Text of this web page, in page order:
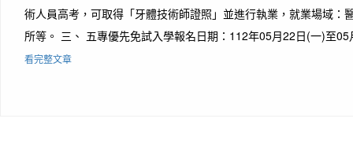
術人員高考，可取得「牙體技術師證照」並進行執業，就業場域：
所等。 三、 五專優先免試入學報名日期：112年05月22日(一)至
看完整文章